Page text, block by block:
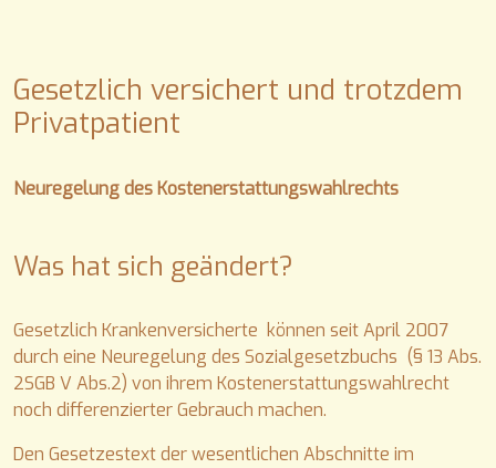
Gesetzlich versichert und trotzdem
Privatpatient
Neuregelung des Kostenerstattungswahlrechts
Was hat sich geändert?
Gesetzlich Krankenversicherte können seit April 2007
durch eine Neuregelung des Sozialgesetzbuchs (§ 13 Abs.
2SGB V Abs.2) von ihrem Kostenerstattungswahlrecht
noch differenzierter Gebrauch machen.
Den Gesetzestext der wesentlichen Abschnitte im